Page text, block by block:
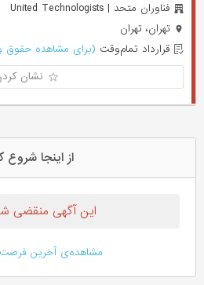
فناوران متحد | United Technologists
تهران، تهران
قرارداد تمام‌وقت (برای مشاهده حقوق
نشان
از اینجا شروع
این آگهی منقضی
مشاهده‌ی آخرین